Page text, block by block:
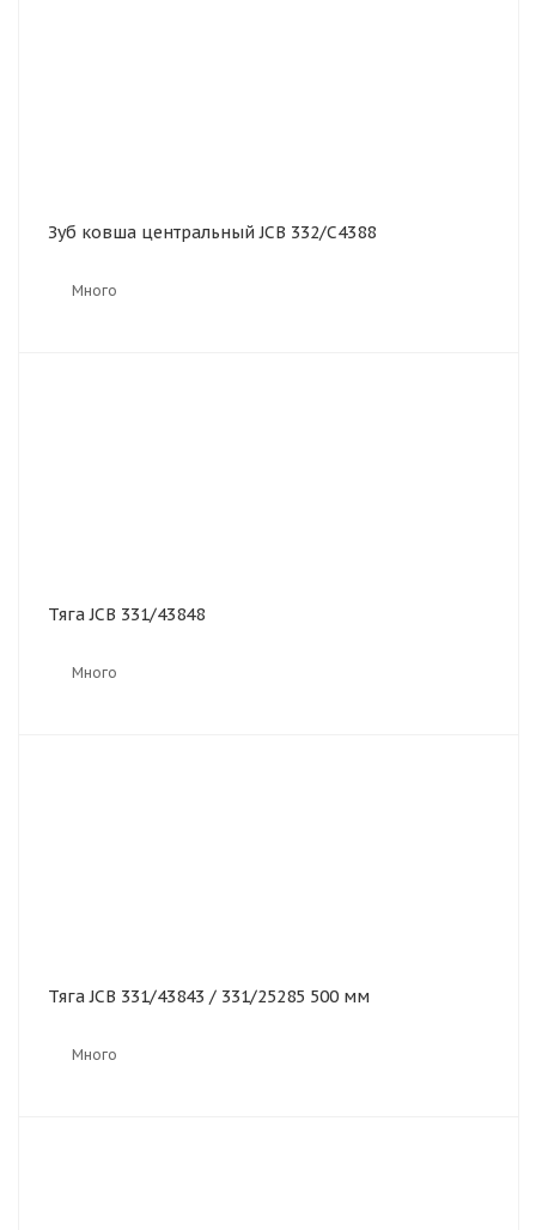
Зуб ковша центральный JCB 332/C4388
Много
Тяга JCB 331/43848
Много
Тяга JCB 331/43843 / 331/25285 500 мм
Много